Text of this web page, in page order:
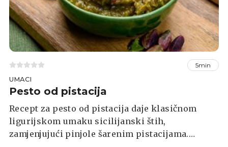
5min
UMACI
Pesto od pistacija
Recept za pesto od pistacija daje klasičnom
ligurijskom umaku sicilijanski štih,
zamjenjujući pinjole šarenim pistacijama.